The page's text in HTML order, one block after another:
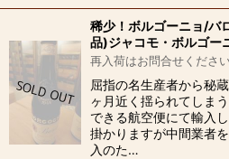
稀少！ボルゴーニョ/バ
品)ジャコモ・ボルゴー
再入荷はお問合せくださ
屈指の名生産者から秘
ヶ月近く揺られてしま
できる航空便にて輸入
掛かりますが中間業者
入のた…